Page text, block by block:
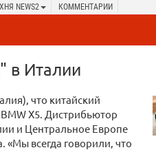
NEWS2 КОММЕНТАРИИ
в Италии
что китайский
X5. Дистрибьютор
и Центральное Европе
всегда говорили, что